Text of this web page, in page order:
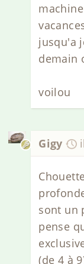
jusqu'a
demain
voilou
Gigy
sont un
pense
(de 4 à